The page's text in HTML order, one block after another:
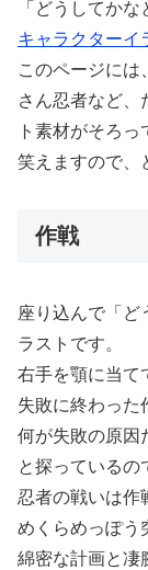
「どうしてか
キャラクターイ
このページには
さん忍者など、
ト素材がそろっ
笑えますので、
作戦
座り込んで「ど
ラストです。
右手を顎に当て
失敗に終わった
何が失敗の原因
と探っているの
忍者の戦いは作
めくらめっぽう
綿密な計画と凄